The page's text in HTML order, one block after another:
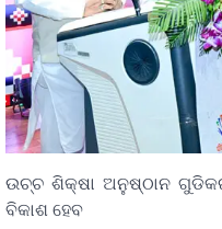
ଉଚ୍ଚ ଶିକ୍ଷା ଅନୁଷ୍ଠାନ
ବିକାଶ ହେବ